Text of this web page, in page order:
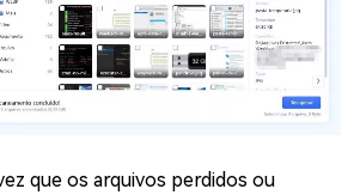
que os arquivos perdidos ou